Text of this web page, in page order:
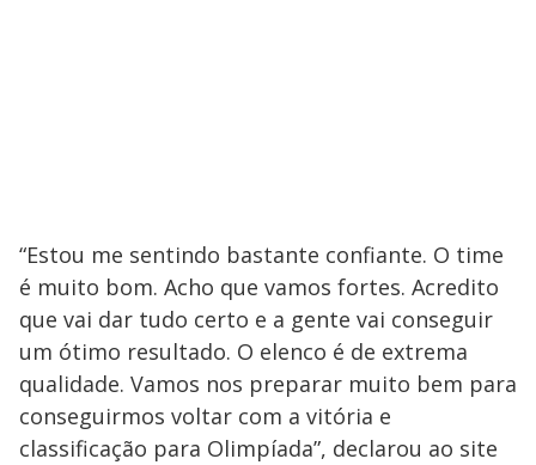
“Estou me sentindo bastante confiante. O time
é muito bom. Acho que vamos fortes. Acredito
que vai dar tudo certo e a gente vai conseguir
um ótimo resultado. O elenco é de extrema
qualidade. Vamos nos preparar muito bem para
conseguirmos voltar com a vitória e
classificação para Olimpíada”, declarou ao site